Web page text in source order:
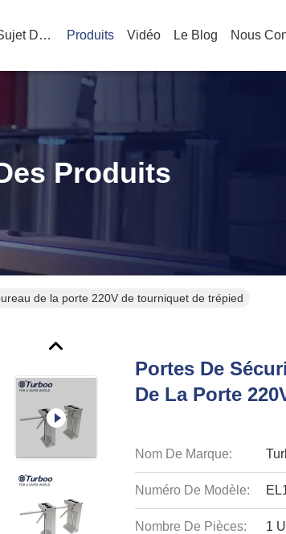
Au Sujet De Nous Produits Vidéo Le Blog
Produits
de la porte 220V de tourniquet de trépied
Portes De
De La Porte
Nom De Marque:
Numéro De Modèle:
Nombre De Pièces: 1